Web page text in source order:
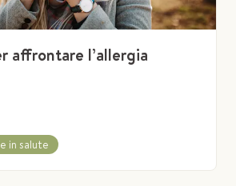
affrontare l’allergia
in salute